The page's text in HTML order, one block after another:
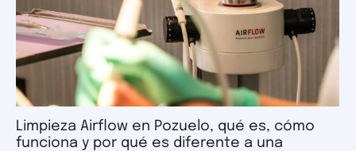
Limpieza Airflow en Pozuelo, qué es, cómo
funciona y por qué es diferente a una